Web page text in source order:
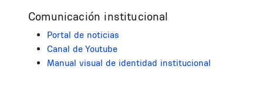
Comunicación institucional
Portal de noticias
Canal de Youtube
Manual visual de identidad institucional